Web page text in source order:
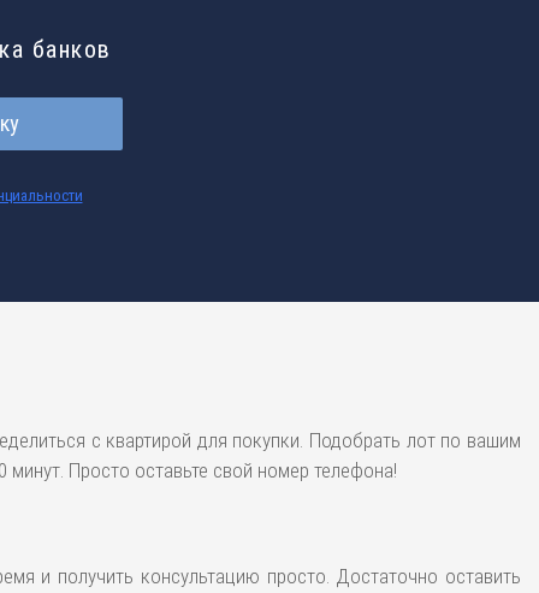
банков
с квартирой для покупки. Подобрать лот по вашим
Просто оставьте свой номер телефона!
и получить консультацию просто. Достаточно оставить